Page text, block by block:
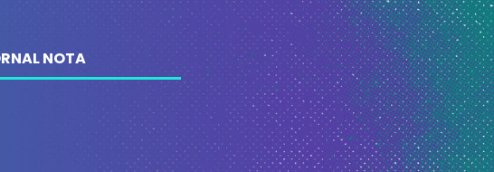
NOTA